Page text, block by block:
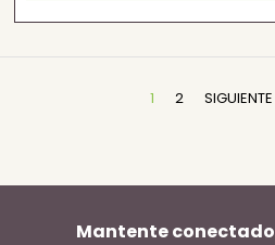
1 2 SIGUIENTE
Mantente conectado